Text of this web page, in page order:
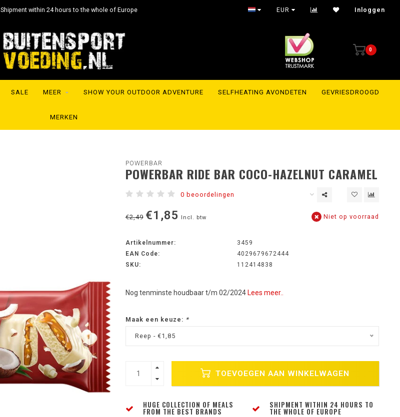
Shipment within 24 hours to the whole of Europe EUR Inloggen
0
SALE MEER SHOW YOUR OUTDOOR ADVENTURE SELFHEATING AVONDETEN GEVRIESDROOGD
MERKEN
POWERBAR
POWERBAR RIDE BAR COCO-HAZELNUT CARAMEL
0 beoordelingen
€2,49 €1,85 Incl. btw Niet op voorraad
Artikelnummer:
3459
EAN Code:
4029679672444
SKU:
112414838
Nog tenminste houdbaar t/m 02/2024 Lees meer..
Maak een keuze: *
Reep - €1,85
TOEVOEGEN AAN WINKELWAGEN
HUGE COLLECTION OF MEALS
FROM THE BEST BRANDS
SHIPMENT WITHIN 24 HOURS TO
THE WHOLE OF EUROPE